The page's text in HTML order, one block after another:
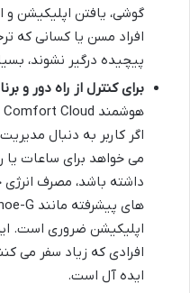
گوشی، یافتن اپلیکیشن و
افراد مسن یا کسانی که
پیچیده درگیر نشوند،
برای کنترل از راه دور و
اگر کاربر به دنبال
می خواهد برای ساعات یا
داشته باشد، مصرف انرژی
اپلیکیشن ضروری است.
افرادی که زیاد سفر می
ایده آل است.